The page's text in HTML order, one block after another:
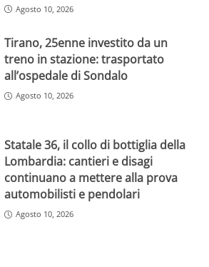
Agosto 10, 2026
Tirano, 25enne investito da un
treno in stazione: trasportato
all’ospedale di Sondalo
Agosto 10, 2026
Statale 36, il collo di bottiglia della
Lombardia: cantieri e disagi
continuano a mettere alla prova
automobilisti e pendolari
Agosto 10, 2026